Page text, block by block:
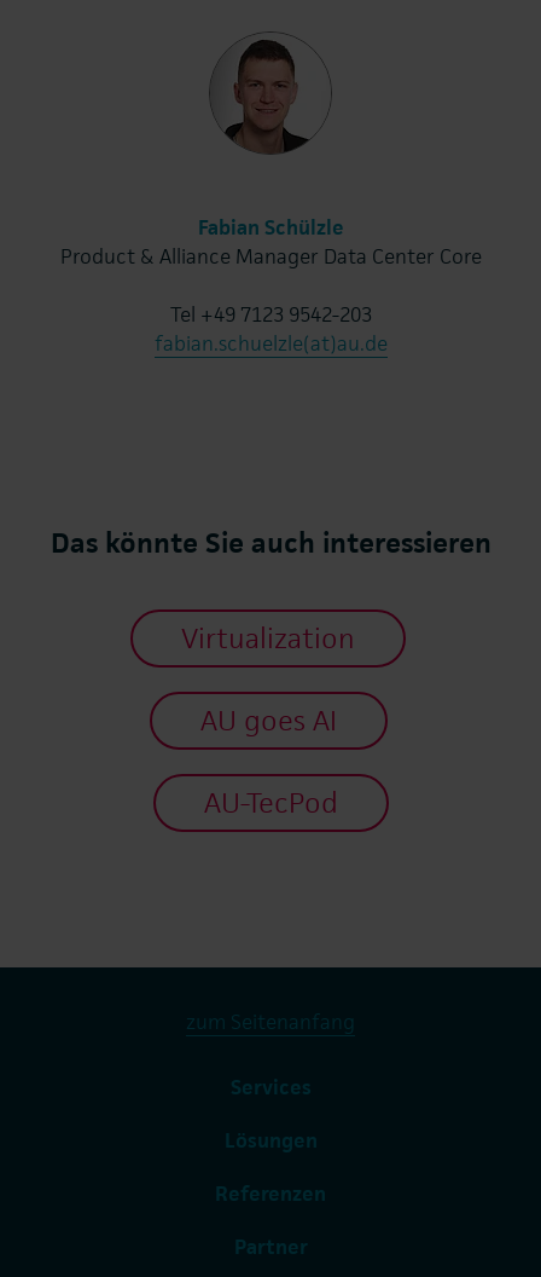
Fabian Schülzle
Product & Alliance Manager Data Center Core
Tel +49 7123 9542-203
fabian.schuelzle(at)au.de
Das könnte Sie auch interessieren
Virtualization
AU goes AI
AU-TecPod
zum Seitenanfang
Services
Lösungen
Referenzen
Partner